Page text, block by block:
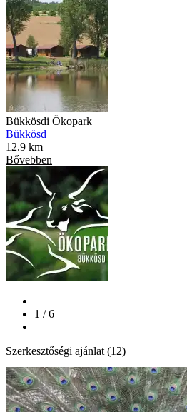
Bükkösdi Ökopark
Bükkösd
12.9 km
Bővebben
1 / 6
Szerkesztőségi ajánlat (12)